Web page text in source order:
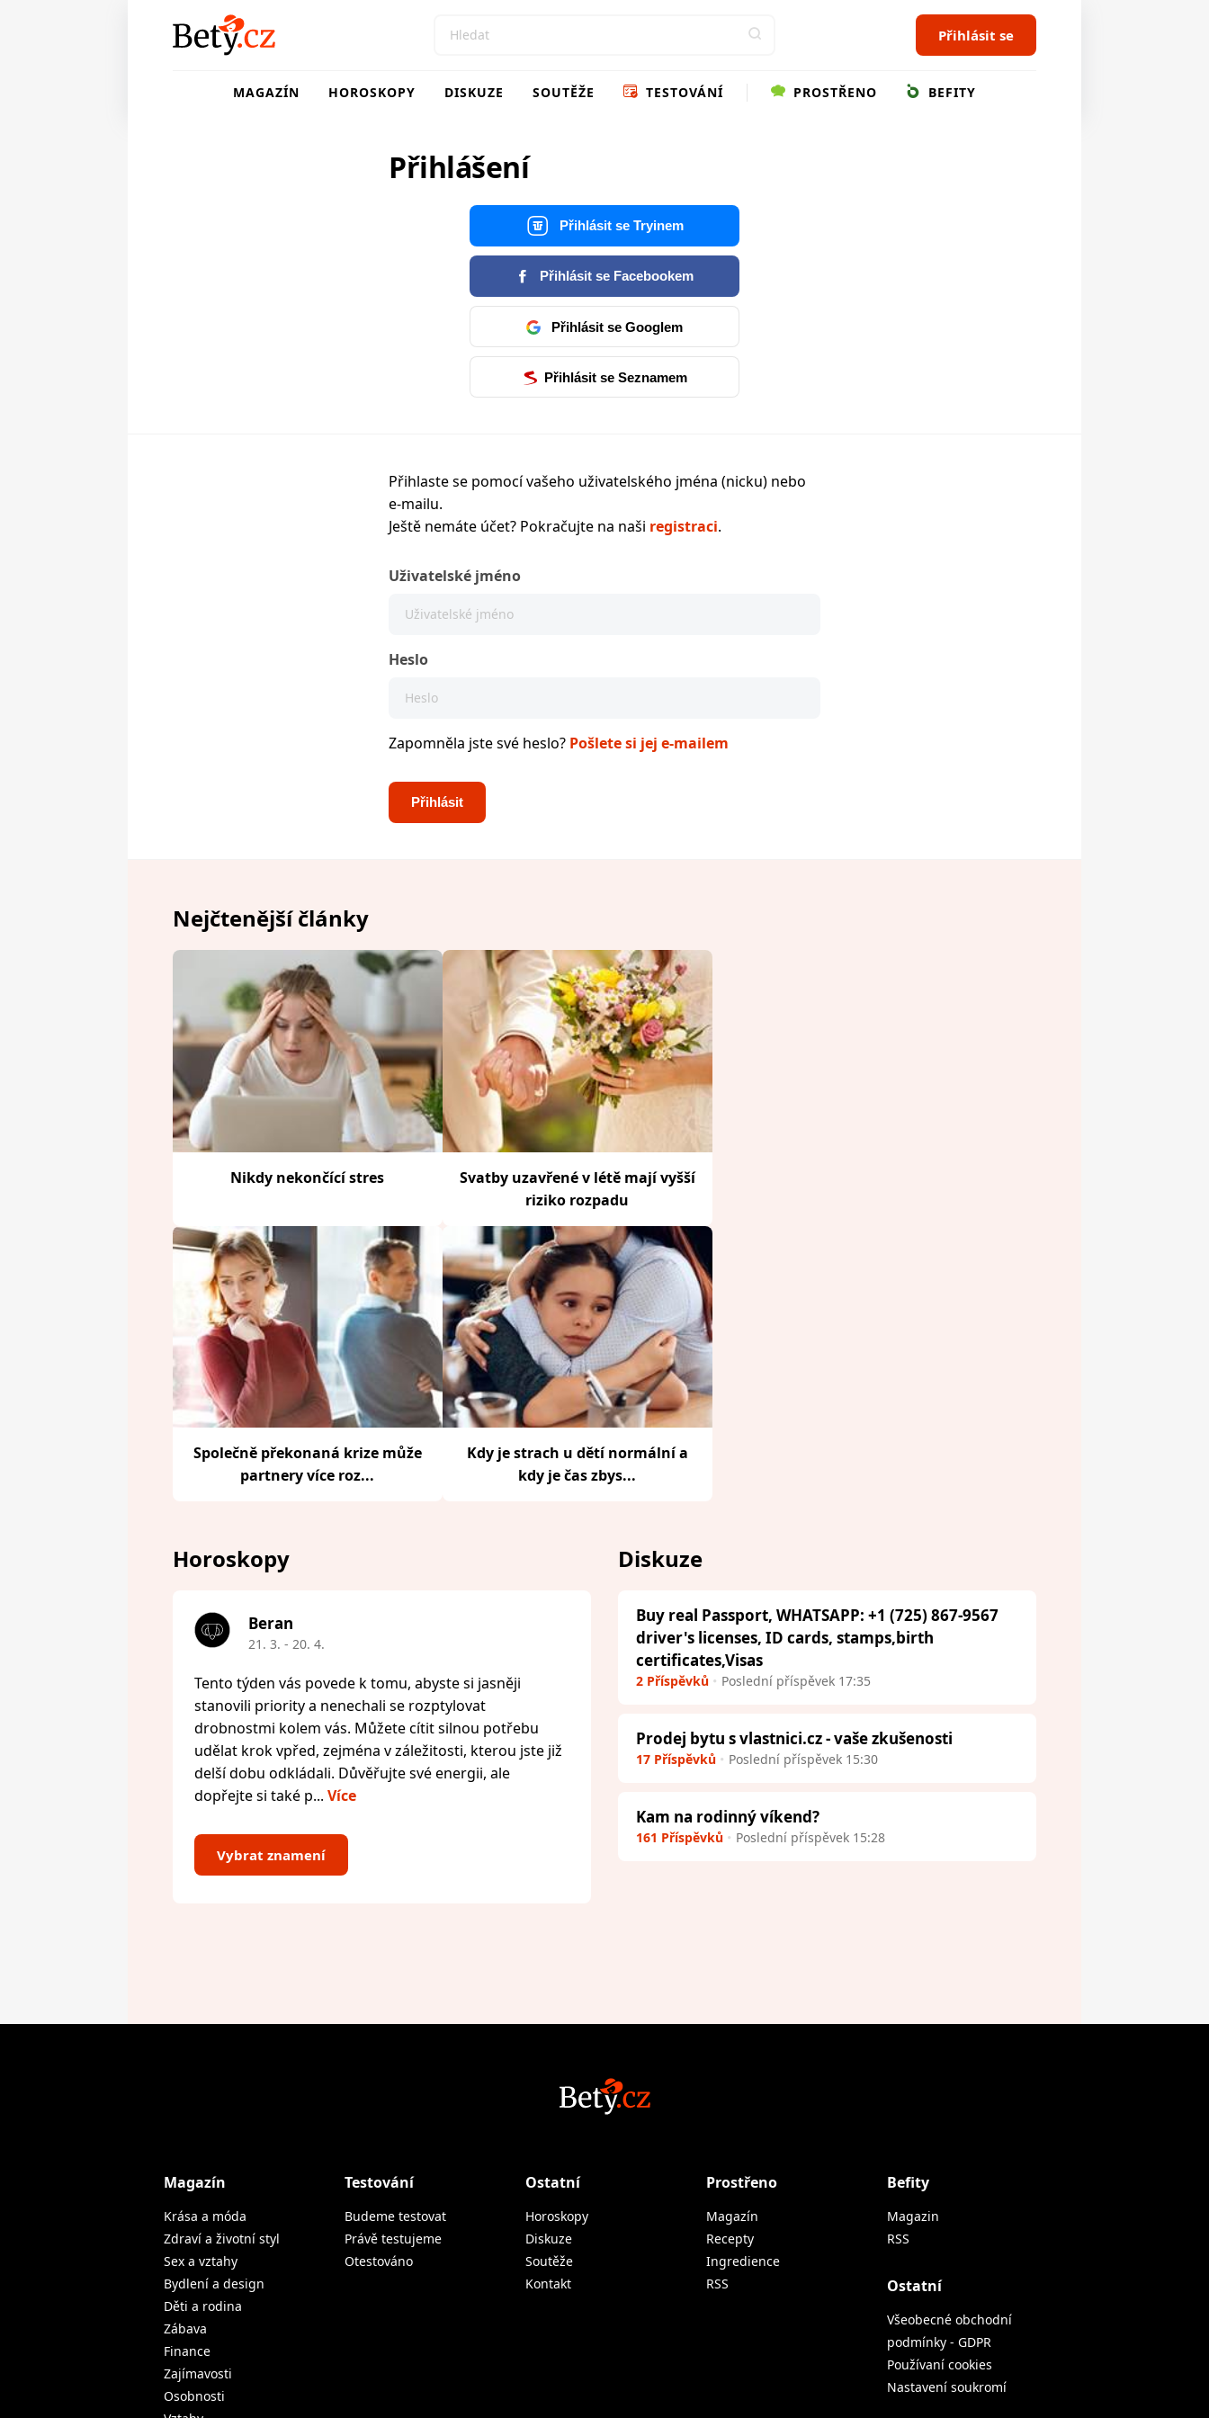
Přihlásit se
MAGAZÍN HOROSKOPY DISKUZE SOUTĚŽE TESTOVÁNÍ PROSTŘENO BEFITY
Přihlášení
Přihlásit se Tryinem
Přihlásit se Facebookem
Přihlásit se Googlem
Přihlásit se Seznamem
Přihlaste se pomocí vašeho uživatelského jména (nicku) nebo
e-mailu.
Ještě nemáte účet? Pokračujte na naši registraci.
Uživatelské jméno
Heslo
Zapomněla jste své heslo? Pošlete si jej e-mailem
Nejčtenější články
Nikdy nekončící stres
Svatby uzavřené v létě mají vyšší
riziko rozpadu
Společně překonaná krize může
partnery více roz...
Kdy je strach u dětí normální a
kdy je čas zbys...
Horoskopy
Beran
21. 3. - 20. 4.
Tento týden vás povede k tomu, abyste si jasněji
stanovili priority a nenechali se rozptylovat
drobnostmi kolem vás. Můžete cítit silnou potřebu
udělat krok vpřed, zejména v záležitosti, kterou jste již
delší dobu odkládali. Důvěřujte své energii, ale
dopřejte si také p... Více
Vybrat znamení
Diskuze
Buy real Passport, WHATSAPP: +1 (725) 867-9567
driver's licenses, ID cards, stamps,birth
certificates,Visas
2 Příspěvků Poslední příspěvek 17:35
Prodej bytu s vlastnici.cz - vaše zkušenosti
17 Příspěvků Poslední příspěvek 15:30
Kam na rodinný víkend?
161 Příspěvků Poslední příspěvek 15:28
Magazín
Krása a móda
Zdraví a životní styl
Sex a vztahy
Bydlení a design
Děti a rodina
Zábava
Finance
Zajímavosti
Osobnosti
Testování
Budeme testovat
Právě testujeme
Otestováno
Ostatní
Horoskopy
Diskuze
Soutěže
Kontakt
Prostřeno
Magazín
Recepty
Ingredience
RSS
Befity
Magazin
RSS
Ostatní
Všeobecné obchodní
podmínky - GDPR
Používaní cookies
Nastavení soukromí